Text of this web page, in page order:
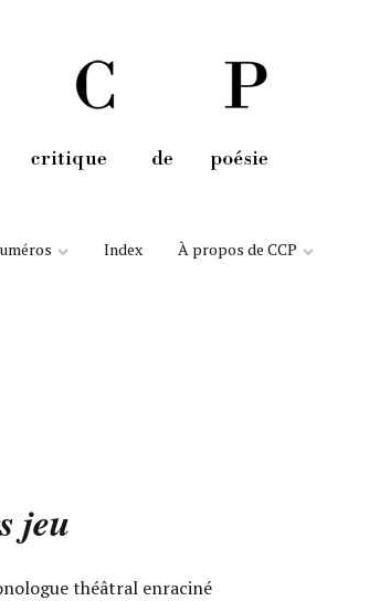
Aller au contenu
Index À propos de CCP
jeu
théâtral enraciné